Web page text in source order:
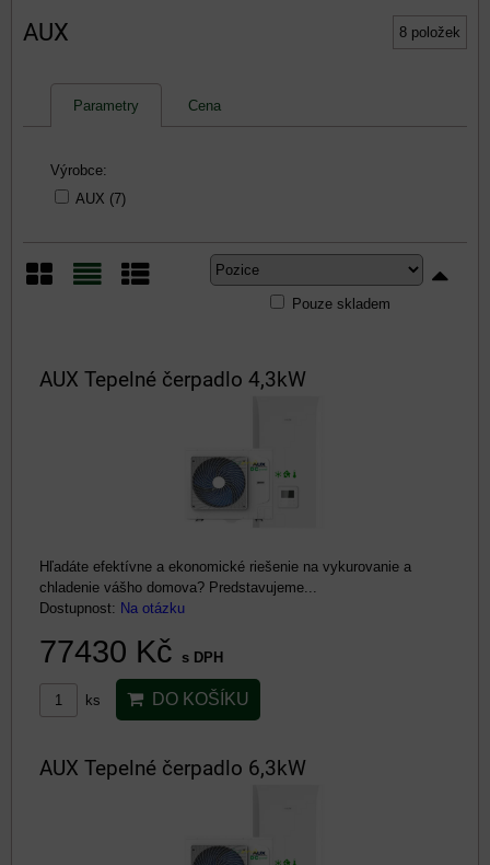
AUX 8 položek
Parametry Cena
Výrobce:
AUX (7)
Pouze skladem
AUX Tepelné čerpadlo 4,3kW
Hľadáte efektívne a ekonomické riešenie na vykurovanie a
chladenie vášho domova? Predstavujeme...
Dostupnost: Na otázku
77430 Kč s DPH
ks DO KOŠÍKU
AUX Tepelné čerpadlo 6,3kW